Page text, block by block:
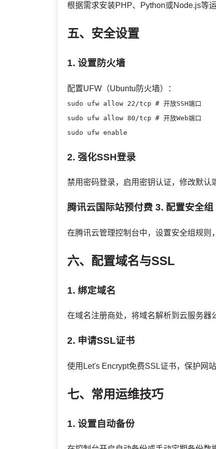
根据需求安装PHP、Python或Node.js等
五、安全设置
1. 设置防火墙
配置UFW（Ubuntu防火墙）：
sudo ufw allow 22/tcp # 开放SSH端口
sudo ufw allow 80/tcp # 开放Web端口
sudo ufw enable
2. 强化SSH登录
禁用密码登录，启用密钥认证，修改默认
腾讯云国际站预付费 3. 配置安全组
在腾讯云管理控制台中，设置安全组规则
六、配置域名与SSL
1. 绑定域名
在域名注册商处，将域名解析到云服务器
2. 申请SSL证书
使用Let's Encrypt免费SSL证书，保护网
七、常用运维技巧
1. 设置自动备份